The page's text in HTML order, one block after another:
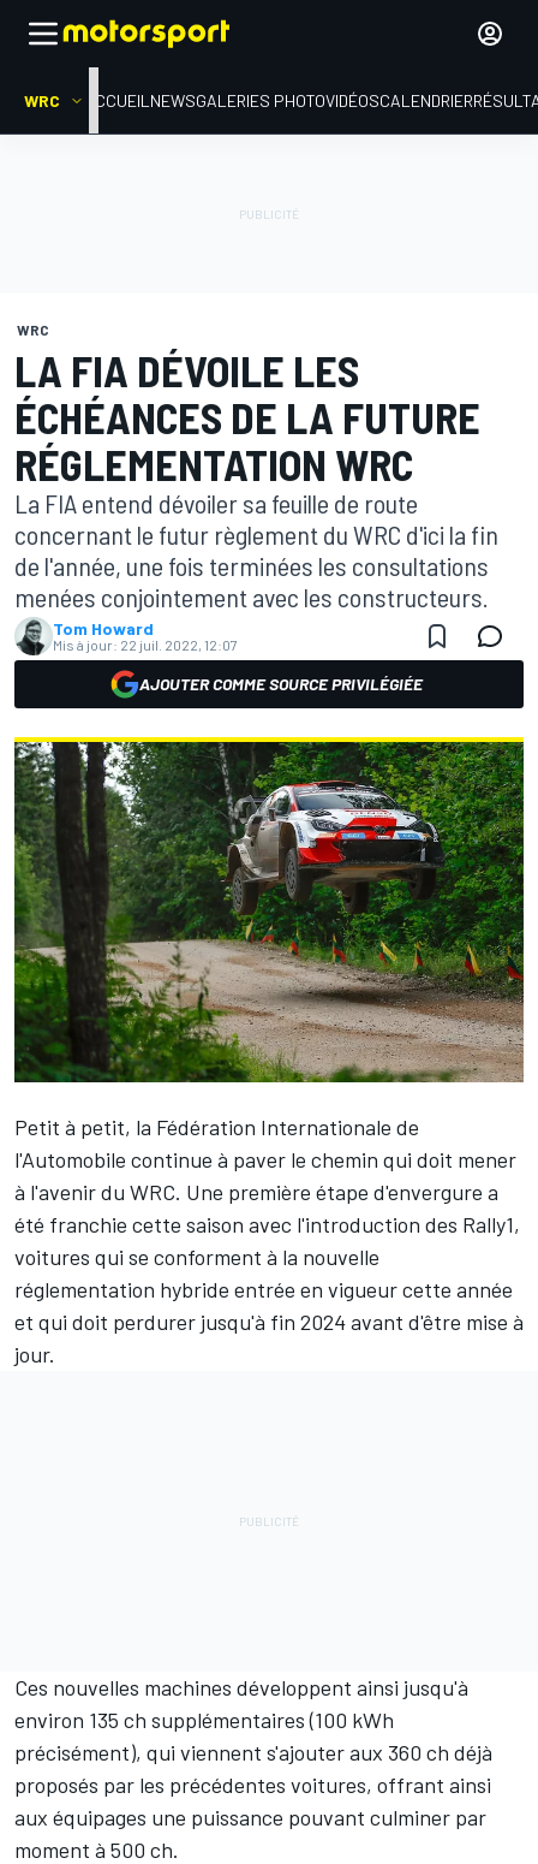
WRC ACCUEIL NEWSGALERIES PHOTOVIDÉOSCALENDRIER
WRC
LA FIA DÉVOILE LES
ÉCHÉANCES DE LA FUTURE
RÉGLEMENTATION WRC
La FIA entend dévoiler sa feuille de route
concernant le futur règlement du WRC d'ici la fin
de l'année, une fois terminées les consultations
menées conjointement avec les constructeurs.
Tom Howard
Mis à jour: 22 juil. 2022, 12:07
AJOUTER COMME SOURCE PRIVILÉGIÉE
Petit à petit, la Fédération Internationale de
l'Automobile continue à paver le chemin qui doit mener
à l'avenir du WRC. Une première étape d'envergure a
été franchie cette saison avec l'introduction des Rally1,
voitures qui se conforment à la nouvelle
réglementation hybride entrée en vigueur cette année
et qui doit perdurer jusqu'à fin 2024 avant d'être mise à
jour.
Ces nouvelles machines développent ainsi jusqu'à
environ 135 ch supplémentaires (100 kWh
précisément), qui viennent s'ajouter aux 360 ch déjà
proposés par les précédentes voitures, offrant ainsi
aux équipages une puissance pouvant culminer par
moment à 500 ch.